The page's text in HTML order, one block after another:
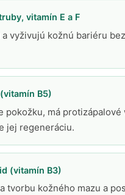
vitamín E a F
vyživujú kožnú bariéru
B5)
pokožku, má protizápalové
jej regeneráciu.
(vitamín B3)
tvorbu kožného mazu a